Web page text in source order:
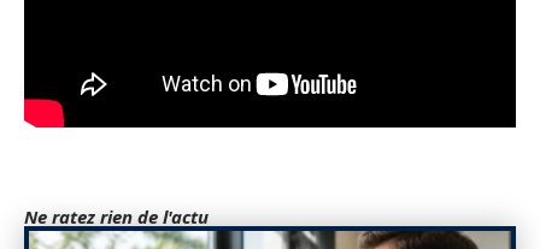
Ne ratez rien de l'actu